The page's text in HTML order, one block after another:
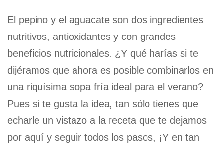
El pepino y el aguacate son dos ingredientes
nutritivos, antioxidantes y con grandes
beneficios nutricionales. ¿Y qué harías si te
dijéramos que ahora es posible combinarlos en
una riquísima sopa fría ideal para el verano?
Pues si te gusta la idea, tan sólo tienes que
echarle un vistazo a la receta que te dejamos
por aquí y seguir todos los pasos, ¡Y en tan